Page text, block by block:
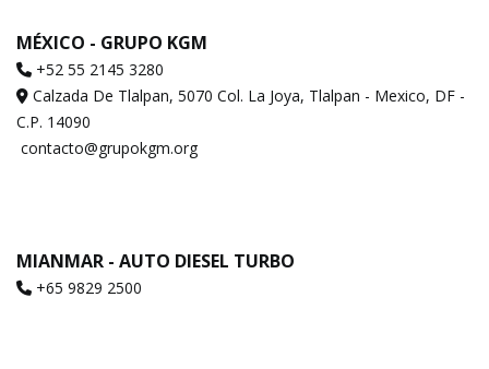
MÉXICO - GRUPO KGM
+52 55 2145 3280
Calzada De Tlalpan, 5070 Col. La Joya, Tlalpan - Mexico, DF -
C.P. 14090
contacto@grupokgm.org
MIANMAR - AUTO DIESEL TURBO
+65 9829 2500